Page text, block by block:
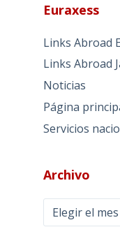
Euraxess
Links Abroad
Links Abroad
Noticias
Página
Servicios
Archivo
Archivo